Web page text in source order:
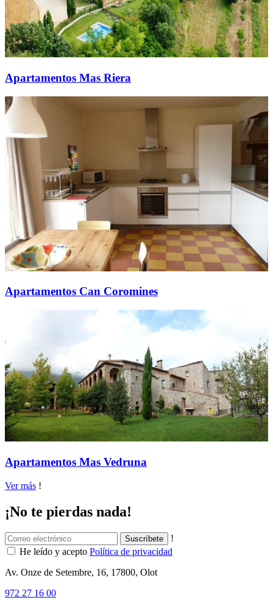
Apartamentos Mas Riera
Apartamentos Can Coromines
Apartamentos Mas Vedruna
Ver más !
¡No te pierdas nada!
!
He leído y acepto Política de privacidad
Av. Onze de Setembre, 16, 17800, Olot
972 27 16 00